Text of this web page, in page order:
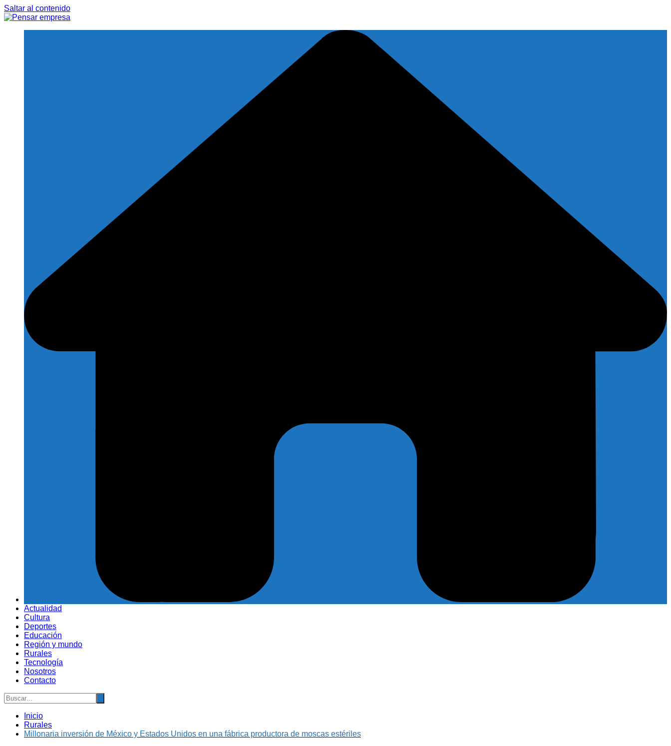
Saltar al contenido
Actualidad
Cultura
Deportes
Educación
Región y mundo
Rurales
Tecnología
Nosotros
Contacto
Inicio
Rurales
Millonaria inversión de México y Estados Unidos en una fábrica productora de moscas estériles